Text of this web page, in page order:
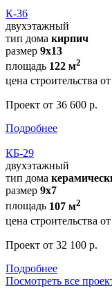
К-36
двухэтажный
тип дома кирпич
размер 9х13
площадь 122 м2
цена строительства от
Проект от 36 600 р.
Подробнее
КБ-29
двухэтажный
тип дома
размер 9х7
площадь 107 м2
цена строительства от
Проект от 32 100 р.
Подробнее
Посмотреть все